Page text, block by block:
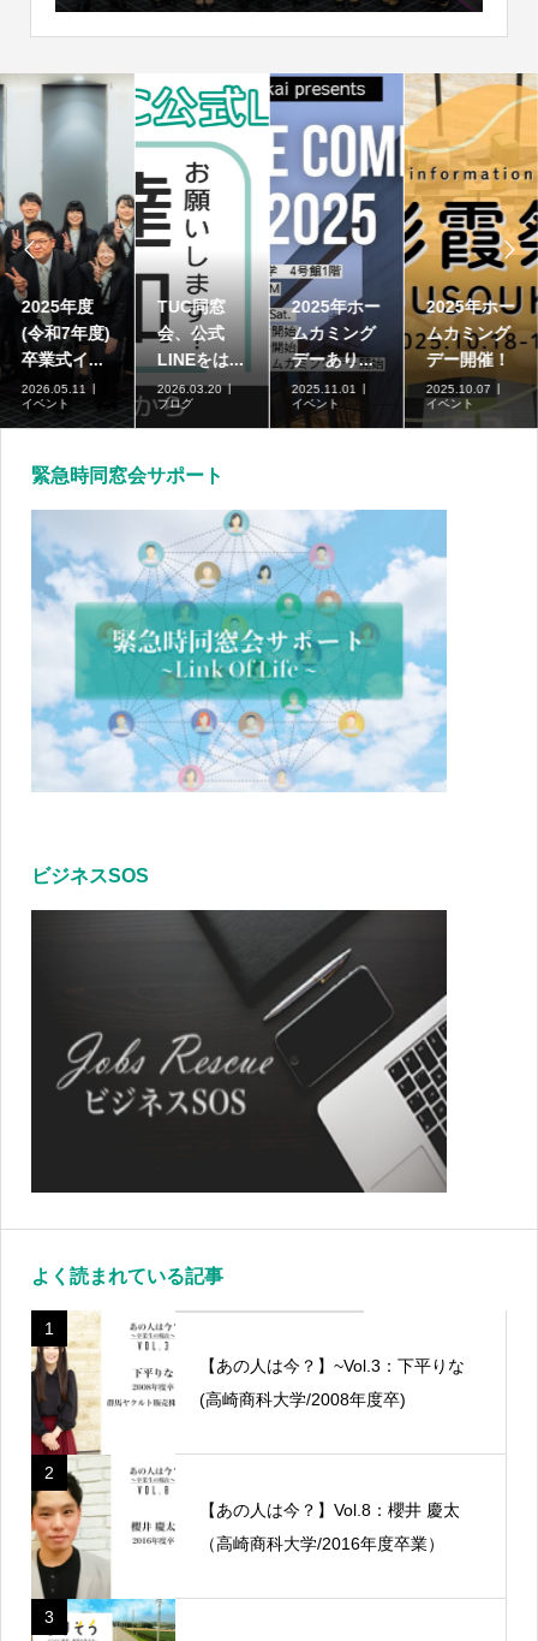

2025年度
(令和7年度)
卒業式イ...
2026.05.11
イベント
TUC同窓
会、公式
LINEをは...
2026.03.20
ブログ
2025年ホー
ムカミング
デーあり...
2025.11.01
イベント
2025年ホー
ムカミング
デー開催！
2025.10.07
イベント

緊急時同窓会サポート
ビジネスSOS
よく読まれている記事
1
【あの人は今？】~Vol.3：下平りな
(高崎商科大学/2008年度卒)
2
【あの人は今？】Vol.8：櫻井 慶太
（高崎商科大学/2016年度卒業）
3